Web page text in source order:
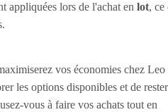
appliquées lors de l'achat en lot, ce
vos économies chez Leo
les options disponibles et de
vous à faire vos achats tout en